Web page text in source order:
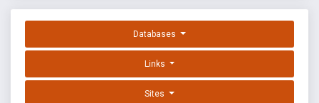
Databases
Links
Sites